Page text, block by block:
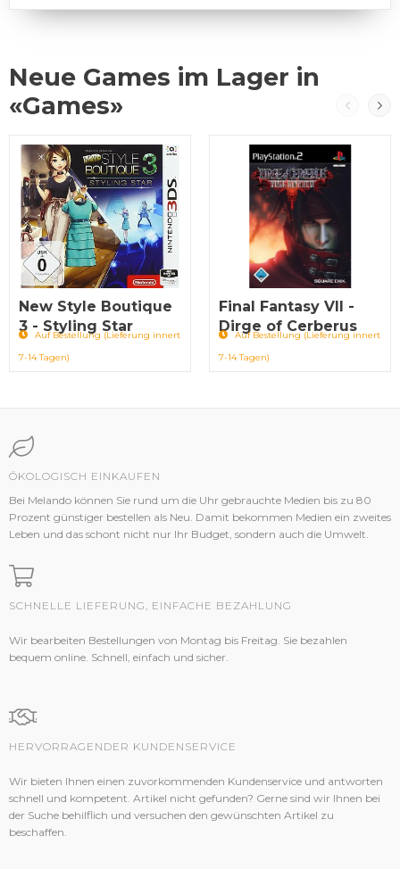
Neue Games im Lager in
«Games»
New Style Boutique
3 - Styling Star
Auf Bestellung (Lieferung innert
7-14 Tagen)
Final Fantasy VII -
Dirge of Cerberus
Auf Bestellung (Lieferung innert
7-14 Tagen)
ÖKOLOGISCH EINKAUFEN
Bei Melando können Sie rund um die Uhr gebrauchte Medien bis zu 80
Prozent günstiger bestellen als Neu. Damit bekommen Medien ein zweites
Leben und das schont nicht nur Ihr Budget, sondern auch die Umwelt.
SCHNELLE LIEFERUNG, EINFACHE BEZAHLUNG
Wir bearbeiten Bestellungen von Montag bis Freitag. Sie bezahlen
bequem online. Schnell, einfach und sicher.
HERVORRAGENDER KUNDENSERVICE
Wir bieten Ihnen einen zuvorkommenden Kundenservice und antworten
schnell und kompetent. Artikel nicht gefunden? Gerne sind wir Ihnen bei
der Suche behilflich und versuchen den gewünschten Artikel zu
beschaffen.